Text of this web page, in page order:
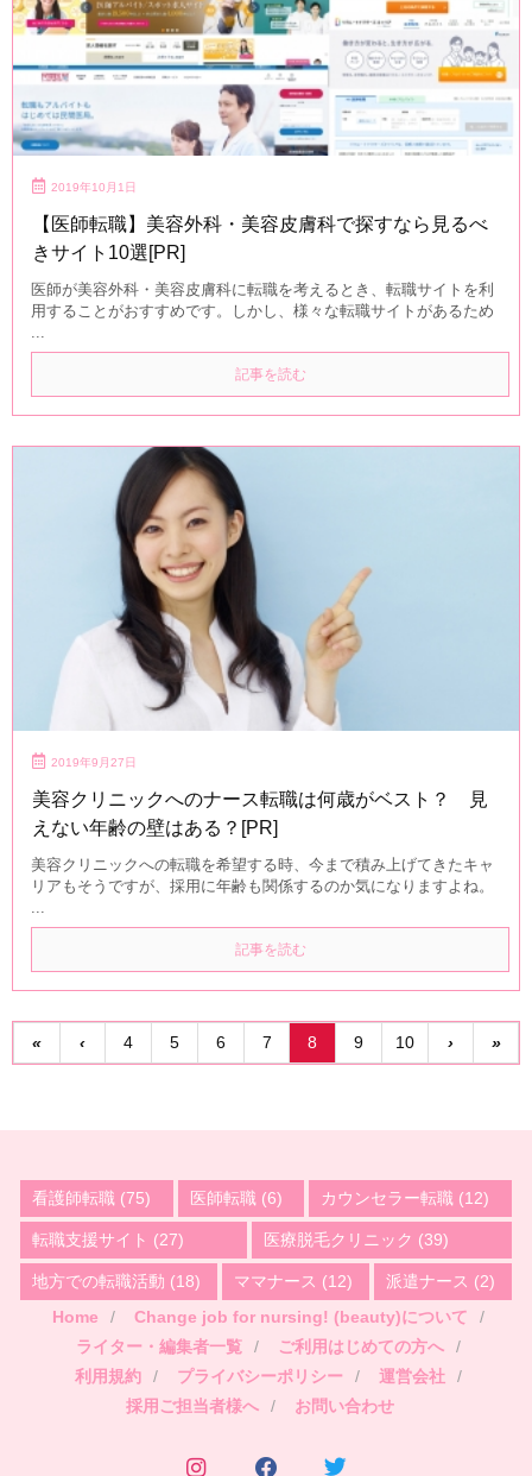
2019年10月1日
【医師転職】美容外科・美容皮膚科で探すなら見るべ
きサイト10選[PR]
医師が美容外科・美容皮膚科に転職を考えるとき、転職サイトを利
用することがおすすめです。しかし、様々な転職サイトがあるため
記事を読む
2019年9月27日
美容クリニックへのナース転職は何歳がベスト？ 見
えない年齢の壁はある？[PR]
美容クリニックへの転職を希望する時、今まで積み上げてきたキャ
リアもそうですが、採用に年齢も関係するのか気になりますよね。
...
記事を読む
« ‹ 4 5 6 7 8 9 10 › »
カウンセラー転職 (12)
ママナース (12)
医師転職(6)
医療脱毛クリニック (39)
地方での転職活動 (18) 派遣ナース (2)
看護師転職 (75)
転職支援サイト (27)
Home
Change job for nursing! (beauty)について
ライター・編集者一覧
ご利用はじめての方へ
利用規約
プライバシーポリシー
運営会社
採用ご担当者様へ
お問い合わせ